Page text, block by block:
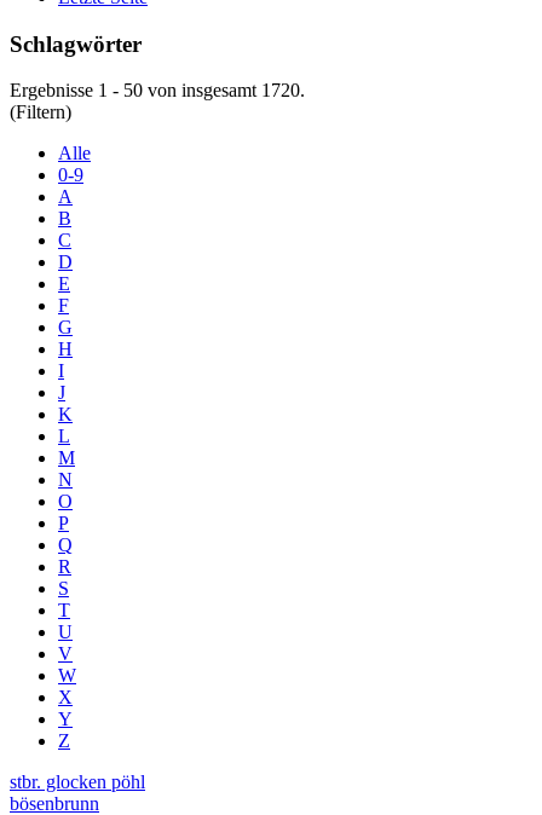
Schlagwörter
Ergebnisse 1 - 50 von insgesamt 1720.
(Filtern)
Alle
0-9
A
B
C
D
E
F
G
H
I
J
K
L
M
N
O
P
Q
R
S
T
U
V
W
X
Y
Z
stbr. glocken pöhl
bösenbrunn